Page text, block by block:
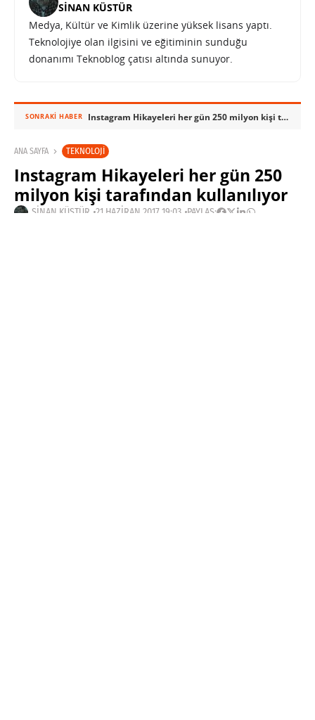
SINAN KÜSTÜR
Medya, Kültür ve Kimlik üzerine yüksek lisans yaptı.
Teknolojiye olan ilgisini ve eğitiminin sunduğu
donanımı Teknoblog çatısı altında sunuyor.
SONRAKI HABER Instagram Hikayeleri her gün 250 milyon kişi tarafından kullanılıyor
ANA SAYFA TEKNOLOJI
Instagram Hikayeleri her gün 250
milyon kişi tarafından kullanılıyor
SINAN KÜSTÜR 21 HAZIRAN 2017 19:03 PAYLAŞ: